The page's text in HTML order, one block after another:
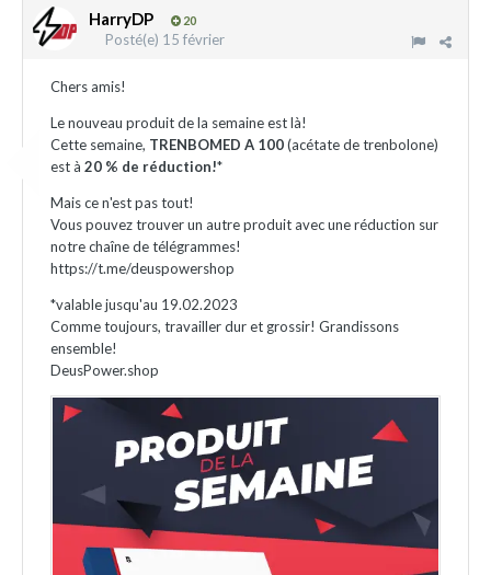
HarryDP 20
Posté(e) 15 février
Chers amis!
Le nouveau produit de la semaine est là!
Cette semaine, TRENBOMED A 100(acétate de trenbolone)
est à 20 % de réduction!*
Mais ce n'est pas tout!
Vous pouvez trouver un autre produit avec une réduction sur
notre chaîne de télégrammes!
https://t.me/deuspowershop
*valable jusqu'au 19.02.2023
Comme toujours, travailler dur et grossir! Grandissons
ensemble!
DeusPower.shop